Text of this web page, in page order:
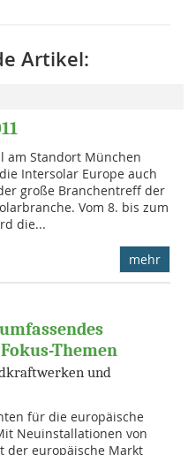
Artikel:
am Standort München
Intersolar Europe auch
große Branchentreff der
Vom 8. bis zum
die...
mehr
Themen
und
für die europäische
Neuinstallationen von
der europäische Markt